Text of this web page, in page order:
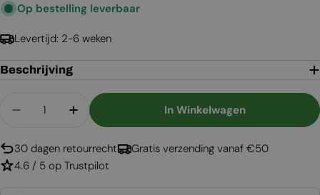
Op bestelling leverbaar
Levertijd: 2-6 weken
Beschrijving
Aantal Verlagen Voor AI 500
Aantal Verhogen Voor AI 500
In Winkelwagen
30 dagen retourrecht
Gratis verzending vanaf €50
4.6 / 5 op Trustpilot